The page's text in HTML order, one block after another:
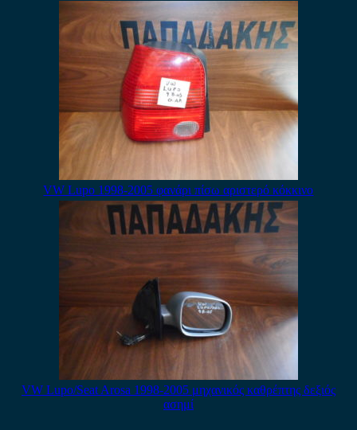
VW Lupo 1998-2005 φανάρι πίσω αριστερό κόκκινο
VW Lupo/Seat Arosa 1998-2005 μηχανικός καθρέπτης δεξιός
ασημί